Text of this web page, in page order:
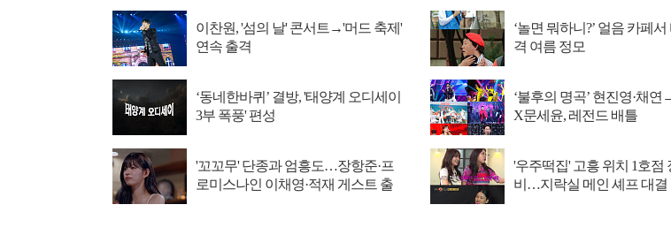
이찬원, '섬의 날' 콘서트→'머드 축제'
연속 출격
‘놀면 뭐하니?’ 얼음 카페서
격 여름 정모
‘동네한바퀴’ 결방, '태양계 오디세이
3부 폭풍' 편성
‘불후의 명곡’ 현진영·채연
X문세윤, 레전드 배틀
'꼬꼬무' 단종과 엄흥도…장항준·프
로미스나인 이채영·적재 게스트 출
'우주떡집' 고흥 위치 1호점
비…지락실 메인 셰프 대결